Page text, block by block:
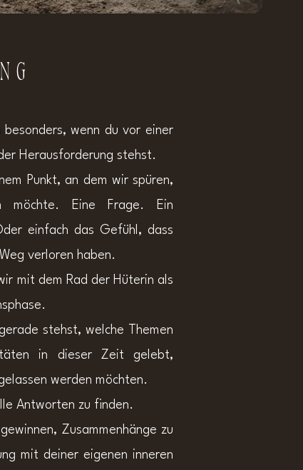
besonders, wenn du vor einer
Herausforderung stehst.
Punkt, an dem wir spüren,
möchte.
Eine Frage.
Ein
einfach das Gefühl, dass
verloren haben.
mit dem Rad der Hüterin als
stehst, welche Themen
in dieser Zeit gelebt,
werden möchten.
Antworten zu finden.
Zusammenhänge zu
mit deiner eigenen inneren